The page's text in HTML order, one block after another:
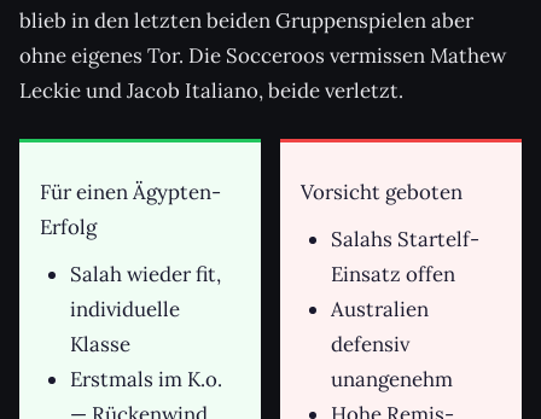
blieb in den letzten beiden Gruppenspielen aber
ohne eigenes Tor. Die Socceroos vermissen Mathew
Leckie und Jacob Italiano, beide verletzt.
Für einen Ägypten-
Erfolg
Salah wieder fit,
individuelle
Klasse
Erstmals im K.o.
Vorsicht geboten
Salahs Startelf-
Einsatz offen
Australien
defensiv
unangenehm